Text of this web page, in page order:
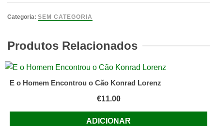
Sei
o
Amor
Categoria: SEM CATEGORIA
Produtos Relacionados
E o Homem Encontrou o Cão Konrad Lorenz
€11.00
ADICIONAR